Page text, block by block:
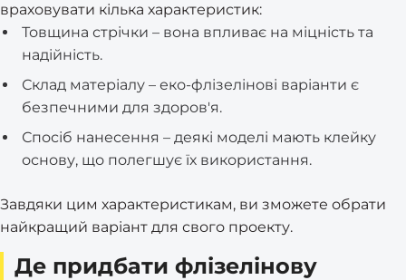
враховувати кілька характеристик:
Товщина стрічки – вона впливає на міцність та
надійність.
Склад матеріалу – еко-флізелінові варіанти є
безпечними для здоров'я.
Спосіб нанесення – деякі моделі мають клейку
основу, що полегшує їх використання.
Завдяки цим характеристикам, ви зможете обрати
найкращий варіант для свого проекту.
Де придбати флізелінову